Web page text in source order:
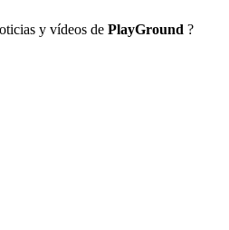
y vídeos de PlayGround ?